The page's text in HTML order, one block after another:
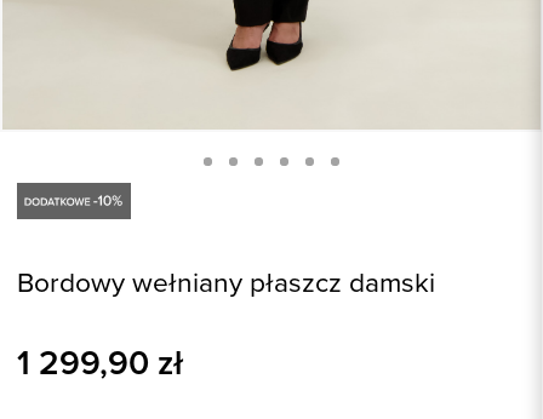
Bordowy wełniany płaszcz damski
1 299,90 zł